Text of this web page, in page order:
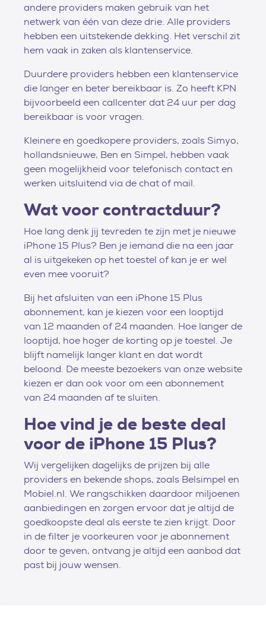
andere providers maken gebruik van het
netwerk van één van deze drie. Alle providers
hebben een uitstekende dekking. Het verschil zit
hem vaak in zaken als klantenservice.
Duurdere providers hebben een klantenservice
die langer en beter bereikbaar is. Zo heeft KPN
bijvoorbeeld een callcenter dat 24 uur per dag
bereikbaar is voor vragen.
Kleinere en goedkopere providers, zoals Simyo,
hollandsnieuwe, Ben en Simpel, hebben vaak
geen mogelijkheid voor telefonisch contact en
werken uitsluitend via de chat of mail.
Wat voor contractduur?
Hoe lang denk jij tevreden te zijn met je nieuwe
iPhone 15 Plus? Ben je iemand die na een jaar
al is uitgekeken op het toestel of kan je er wel
even mee vooruit?
Bij het afsluiten van een iPhone 15 Plus
abonnement, kan je kiezen voor een looptijd
van 12 maanden of 24 maanden. Hoe langer de
looptijd, hoe hoger de korting op je toestel. Je
blijft namelijk langer klant en dat wordt
beloond. De meeste bezoekers van onze website
kiezen er dan ook voor om een abonnement
van 24 maanden af te sluiten.
Hoe vind je de beste deal
voor de iPhone 15 Plus?
Wij vergelijken dagelijks de prijzen bij alle
providers en bekende shops, zoals Belsimpel en
Mobiel.nl. We rangschikken daardoor miljoenen
aanbiedingen en zorgen ervoor dat je altijd de
goedkoopste deal als eerste te zien krijgt. Door
in de filter je voorkeuren voor je abonnement
door te geven, ontvang je altijd een aanbod dat
past bij jouw wensen.